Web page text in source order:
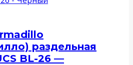
раздельная
BL-26 —